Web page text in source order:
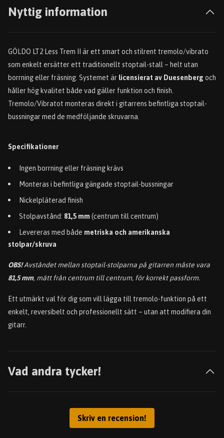
Nyttig information
GÖLDO LT2 Less Trem II är ett smart och stilrent tremolo/vibrato
som enkelt ersätter ett traditionellt stoptail-stall – helt utan
borrning eller fräsning. Systemet är licensierat av Duesenberg och
håller hög kvalitet både vad gäller funktion och finish.
Tremolo/Vibratot monteras direkt i gitarrens befintliga stoptail-
bussningar med de medföljande skruvarna.
Specifikationer
Ingen borrning eller fräsning krävs
Monteras i befintliga gängade stoptail-bussningar
Nickelpläterad finish
Stolpavstånd: 81,5 mm(centrum till centrum)
Levereras med både metriska och amerikanska
stolpar/skruva
OBS!Avståndet mellan stoptail-stolparna på gitarren måste vara
81,5 mm, mätt från centrum till centrum, för korrekt passform.
Ett utmärkt val för dig som vill lägga till tremolo-funktion på ett
enkelt, reversibelt och professionellt sätt – utan att modifiera din
gitarr.
Vad andra tycker!
Skriv en recension!